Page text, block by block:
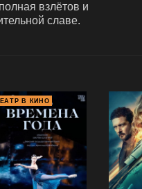
взлётов и
славе.
В КИНО